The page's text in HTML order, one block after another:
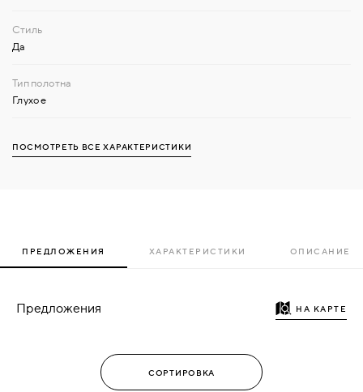
Да
Глухое
ПОСМОТРЕТЬ ВСЕ ХАРАКТЕРИСТИКИ
ПРЕДЛОЖЕНИЯ ХАРАКТЕРИСТИКИ ОПИСАНИЕ
Предложения НА КАРТЕ